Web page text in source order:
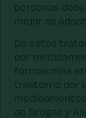
personas
mejor se
De estos
por
formas más
trastorno por
de Drogas y